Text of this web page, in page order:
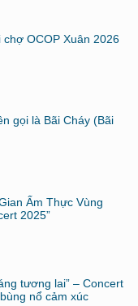
OCOP Xuân 2026
gọi là Bãi Cháy (Bãi
Ẩm Thực Vùng
2025”
tương lai” – Concert
nổ cảm xúc